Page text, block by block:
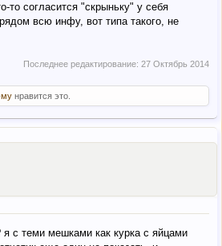
то согласится "скрыньку" у себя
всю инфу, вот типа такого, не
Последнее редактирование: 27 Октябрь 2014
нравится это.
с теми мешками как курка с яйцами